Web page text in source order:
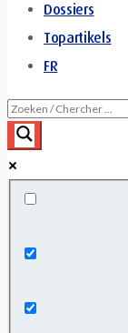
Dossiers
Topartikels
FR